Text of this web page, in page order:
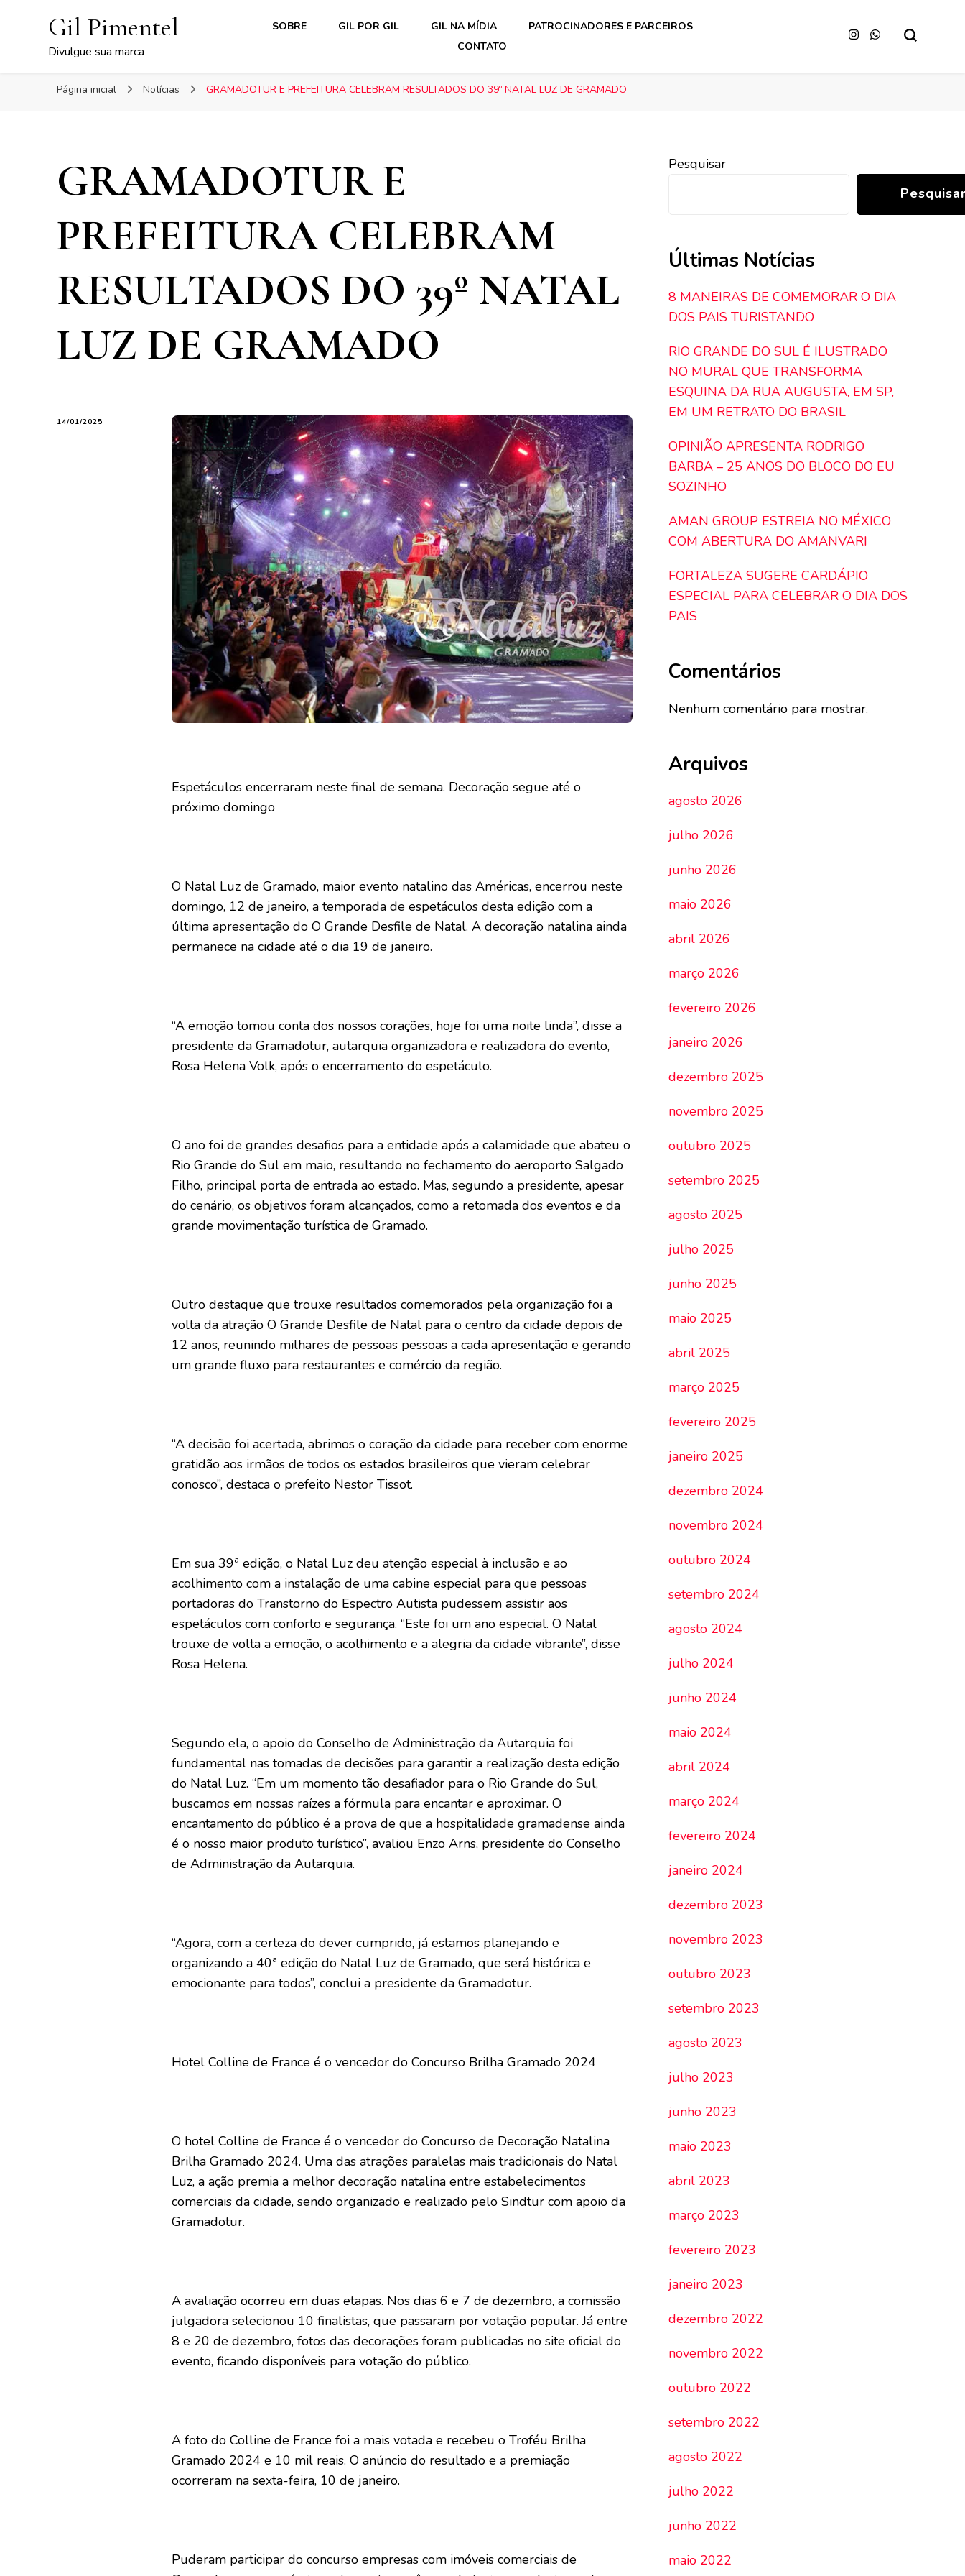
Gil Pimentel
Divulgue sua marca
SOBRE GIL POR GIL GIL NA MÍDIA
PATROCINADORES E PARCEIROS
CONTATO
Página inicial Notícias GRAMADOTUR E PREFEITURA CELEBRAM RESULTADOS DO 39º NATAL LUZ DE GRAMADO
GRAMADOTUR E
PREFEITURA CELEBRAM
RESULTADOS DO 39º NATAL
LUZ DE GRAMADO
14/01/2025
Espetáculos encerraram neste final de semana. Decoração segue até o
próximo domingo
O Natal Luz de Gramado, maior evento natalino das Américas, encerrou neste
domingo, 12 de janeiro, a temporada de espetáculos desta edição com a
última apresentação do O Grande Desfile de Natal. A decoração natalina ainda
permanece na cidade até o dia 19 de janeiro.
“A emoção tomou conta dos nossos corações, hoje foi uma noite linda”, disse a
presidente da Gramadotur, autarquia organizadora e realizadora do evento,
Rosa Helena Volk, após o encerramento do espetáculo.
O ano foi de grandes desafios para a entidade após a calamidade que abateu o
Rio Grande do Sul em maio, resultando no fechamento do aeroporto Salgado
Filho, principal porta de entrada ao estado. Mas, segundo a presidente, apesar
do cenário, os objetivos foram alcançados, como a retomada dos eventos e da
grande movimentação turística de Gramado.
Outro destaque que trouxe resultados comemorados pela organização foi a
volta da atração O Grande Desfile de Natal para o centro da cidade depois de
12 anos, reunindo milhares de pessoas pessoas a cada apresentação e gerando
um grande fluxo para restaurantes e comércio da região.
“A decisão foi acertada, abrimos o coração da cidade para receber com enorme
gratidão aos irmãos de todos os estados brasileiros que vieram celebrar
conosco”, destaca o prefeito Nestor Tissot.
Em sua 39ª edição, o Natal Luz deu atenção especial à inclusão e ao
acolhimento com a instalação de uma cabine especial para que pessoas
portadoras do Transtorno do Espectro Autista pudessem assistir aos
espetáculos com conforto e segurança. “Este foi um ano especial. O Natal
trouxe de volta a emoção, o acolhimento e a alegria da cidade vibrante”, disse
Rosa Helena.
Segundo ela, o apoio do Conselho de Administração da Autarquia foi
fundamental nas tomadas de decisões para garantir a realização desta edição
do Natal Luz. “Em um momento tão desafiador para o Rio Grande do Sul,
buscamos em nossas raízes a fórmula para encantar e aproximar. O
encantamento do público é a prova de que a hospitalidade gramadense ainda
é o nosso maior produto turístico”, avaliou Enzo Arns, presidente do Conselho
de Administração da Autarquia.
“Agora, com a certeza do dever cumprido, já estamos planejando e
organizando a 40ª edição do Natal Luz de Gramado, que será histórica e
emocionante para todos”, conclui a presidente da Gramadotur.
Hotel Colline de France é o vencedor do Concurso Brilha Gramado 2024
O hotel Colline de France é o vencedor do Concurso de Decoração Natalina
Brilha Gramado 2024. Uma das atrações paralelas mais tradicionais do Natal
Luz, a ação premia a melhor decoração natalina entre estabelecimentos
comerciais da cidade, sendo organizado e realizado pelo Sindtur com apoio da
Gramadotur.
A avaliação ocorreu em duas etapas. Nos dias 6 e 7 de dezembro, a comissão
julgadora selecionou 10 finalistas, que passaram por votação popular. Já entre
8 e 20 de dezembro, fotos das decorações foram publicadas no site oficial do
evento, ficando disponíveis para votação do público.
A foto do Colline de France foi a mais votada e recebeu o Troféu Brilha
Gramado 2024 e 10 mil reais. O anúncio do resultado e a premiação
ocorreram na sexta-feira, 10 de janeiro.
Puderam participar do concurso empresas com imóveis comerciais de
Pesquisar
Últimas Notícias
8 MANEIRAS DE COMEMORAR O DIA
DOS PAIS TURISTANDO
RIO GRANDE DO SUL É ILUSTRADO
NO MURAL QUE TRANSFORMA
ESQUINA DA RUA AUGUSTA, EM SP,
EM UM RETRATO DO BRASIL
OPINIÃO APRESENTA RODRIGO
BARBA – 25 ANOS DO BLOCO DO EU
SOZINHO
AMAN GROUP ESTREIA NO MÉXICO
COM ABERTURA DO AMANVARI
FORTALEZA SUGERE CARDÁPIO
ESPECIAL PARA CELEBRAR O DIA DOS
PAIS
Comentários
Nenhum comentário para mostrar.
Arquivos
agosto 2026
julho 2026
junho 2026
maio 2026
abril 2026
março 2026
fevereiro 2026
janeiro 2026
dezembro 2025
novembro 2025
outubro 2025
setembro 2025
agosto 2025
julho 2025
junho 2025
maio 2025
abril 2025
março 2025
fevereiro 2025
janeiro 2025
dezembro 2024
novembro 2024
outubro 2024
setembro 2024
agosto 2024
julho 2024
junho 2024
maio 2024
abril 2024
março 2024
fevereiro 2024
janeiro 2024
dezembro 2023
novembro 2023
outubro 2023
setembro 2023
agosto 2023
julho 2023
junho 2023
maio 2023
abril 2023
março 2023
fevereiro 2023
janeiro 2023
dezembro 2022
novembro 2022
outubro 2022
setembro 2022
agosto 2022
julho 2022
junho 2022
maio 2022